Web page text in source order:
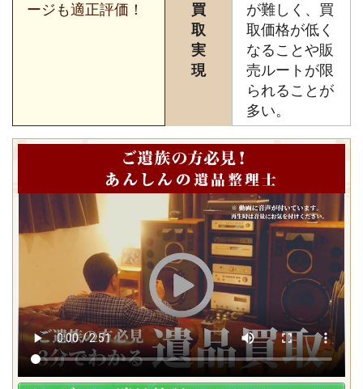
ージも適正評価！
買
取
実
現
が難しく、買
取価格が低く
なることや販
売ルートが限
られることが
多い。